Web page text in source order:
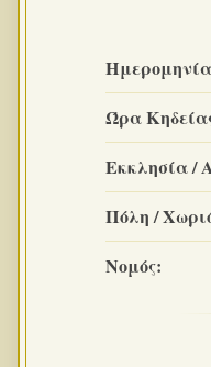
Ώρα
Εκκλησία /
Πόλη /
Νομός: